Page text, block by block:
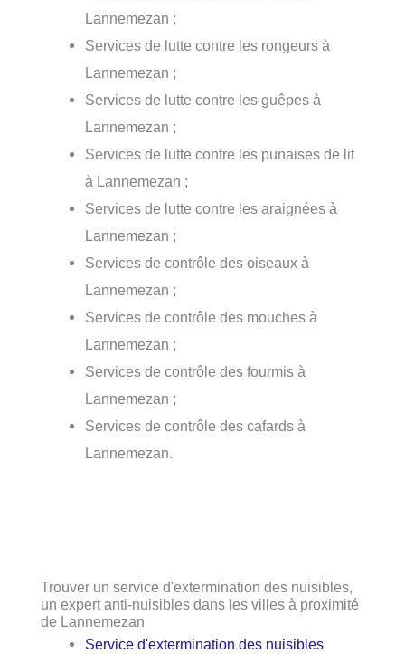
Lannemezan ;
Services de lutte contre les rongeurs à
Lannemezan ;
Services de lutte contre les guêpes à
Lannemezan ;
Services de lutte contre les punaises de lit
à Lannemezan ;
Services de lutte contre les araignées à
Lannemezan ;
Services de contrôle des oiseaux à
Lannemezan ;
Services de contrôle des mouches à
Lannemezan ;
Services de contrôle des fourmis à
Lannemezan ;
Services de contrôle des cafards à
Lannemezan.
Trouver un service d'extermination des nuisibles,
un expert anti-nuisibles dans les villes à proximité
de Lannemezan
Service d'extermination des nuisibles